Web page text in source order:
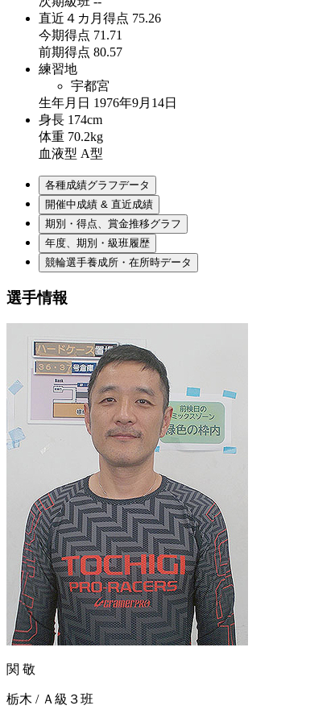
直近４カ月得点 75.26
今期得点 71.71
前期得点 80.57
練習地
宇都宮
生年月日 1976年9月14日
身長 174cm
体重 70.2kg
血液型 A型
各種成績グラフデータ
開催中成績 & 直近成績
期別・得点、賞金推移グラフ
年度、期別・級班履歴
競輪選手養成所・在所時データ
選手情報
関 敬
栃木 / Ａ級３班